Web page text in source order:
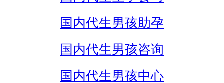
国内代生男孩助孕
国内代生男孩咨询
国内代生男孩中心